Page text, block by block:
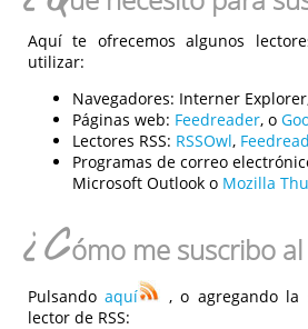
Aquí te ofrecemos algunos
utilizar:
Navegadores: Interner
Páginas web: Feedreader, o
Lectores RSS: RSSOwl,
Programas de correo
Microsoft Outlook o Mozilla
¿Cómo me suscribo al
Pulsandoaquí
, o agregando la
lector de RSS: